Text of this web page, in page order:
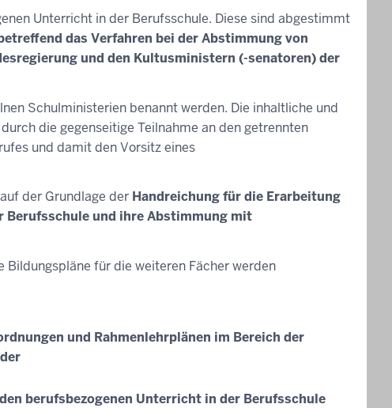
Unterricht in der Berufsschule. Diese sind abgestimmt
das Verfahren bei der Abstimmung von
und den Kultusministern (-senatoren) der
Schulministerien benannt werden. Die inhaltliche und
die gegenseitige Teilnahme an den getrennten
und damit den Vorsitz eines
der Grundlage der Handreichung für die Erarbeitung
Berufsschule und ihre Abstimmung mit
für die weiteren Fächer werden
und Rahmenlehrplänen im Bereich der
berufsbezogenen Unterricht in der Berufsschule